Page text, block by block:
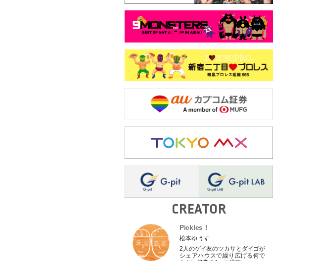
CREATOR
Pickles！
松本ゆうす
2人のゲイ友のツカサとダイゴが
シェアハウスで繰り広げる何で